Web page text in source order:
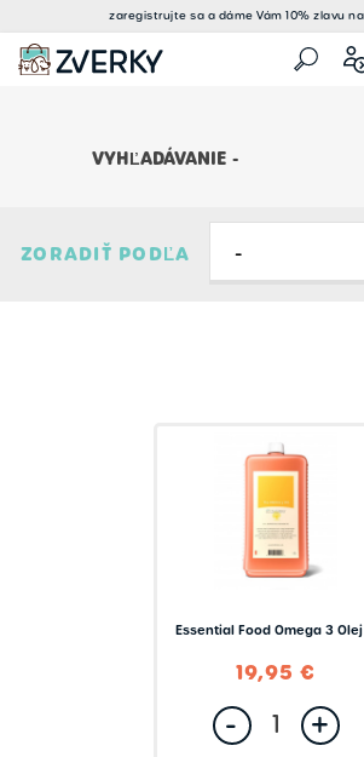
zaregistrujte sa a dáme Vám 10% zlavu
VYHĽADÁVANIE -
ZORADIŤ PODĽA
Essential Food Omega 3 Olej
19,95 €
- +